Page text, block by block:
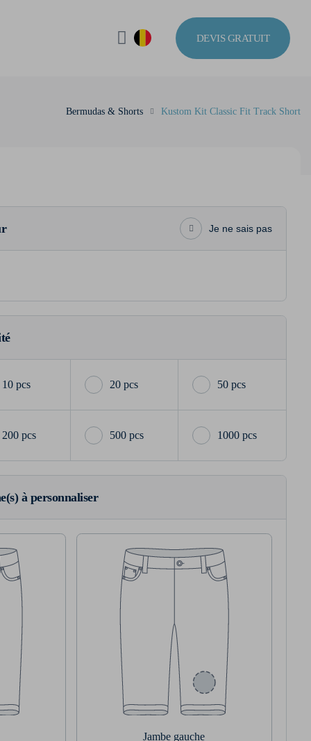
DEVIS GRATUIT
Bermudas & Shorts Kustom Kit Classic Fit Track Short
Je ne sais pas
10 pcs 20 pcs 50 pcs
200 pcs 500 pcs 1000 pcs
à personnaliser
Jambe gauche